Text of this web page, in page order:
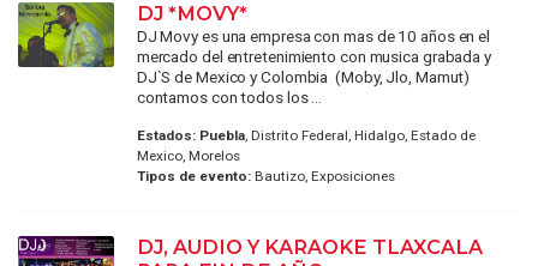
DJ *MOVY*
DJ Movy es una empresa con mas de 10 años en el
mercado del entretenimiento con musica grabada y
DJ`S de Mexico y Colombia (Moby, Jlo, Mamut)
contamos con todos los ...
Estados: Puebla, Distrito Federal, Hidalgo, Estado de
Mexico, Morelos
Tipos de evento:Bautizo, Exposiciones
DJ, AUDIO Y KARAOKE TLAXCALA